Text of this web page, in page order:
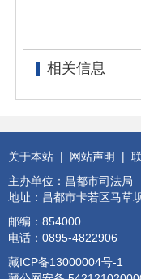
相关信息
关于本站 | 网站声明 |
主办单位：昌都市司法局
地址：昌都市卡若区马草
邮编：854000
电话：0895-4822906
藏ICP备13000004号-1